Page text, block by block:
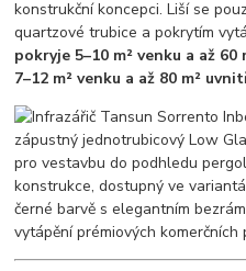
konstrukční koncepci. Liší se
quartzové trubice a pokrytím
pokryje 5–10 m² venku a až
7–12 m² venku a až 80 m²